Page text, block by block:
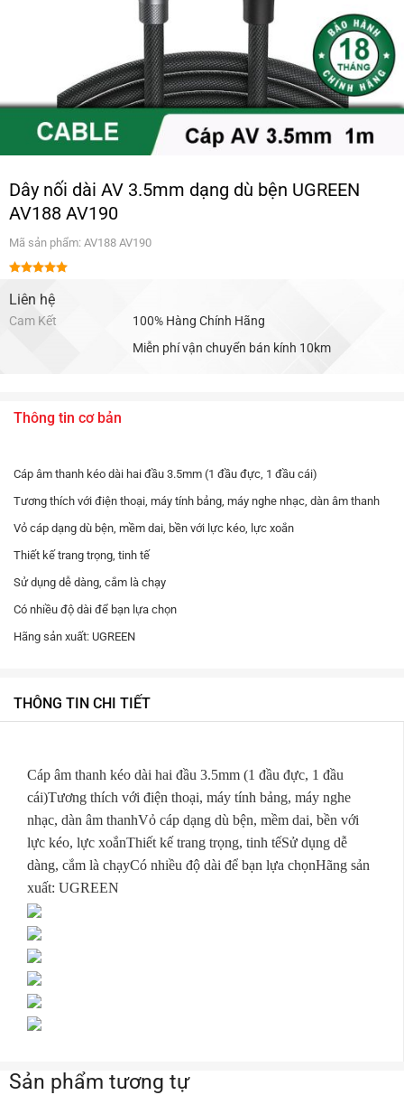
Dây nối dài AV 3.5mm dạng dù bện UGREEN
AV188 AV190
Mã sản phẩm: AV188 AV190
hạng 5.00
5 sao
Liên hệ
Cam Kết
100% Hàng Chính Hãng
Miễn phí vận chuyển bán kính 10km
Thông tin cơ bản
Cáp âm thanh kéo dài hai đầu 3.5mm (1 đầu đực, 1 đầu cái)
Tương thích với điện thoại, máy tính bảng, máy nghe nhạc, dàn âm thanh
Vỏ cáp dạng dù bện, mềm dai, bền với lực kéo, lực xoắn
Thiết kế trang trọng, tinh tế
Sử dụng dễ dàng, cắm là chạy
Có nhiều độ dài để bạn lựa chọn
Hãng sản xuất: UGREEN
THÔNG TIN CHI TIẾT
Cáp âm thanh kéo dài hai đầu 3.5mm (1 đầu đực, 1 đầu
cái)Tương thích với điện thoại, máy tính bảng, máy nghe
nhạc, dàn âm thanhVỏ cáp dạng dù bện, mềm dai, bền với
lực kéo, lực xoắnThiết kế trang trọng, tinh tếSử dụng dễ
dàng, cắm là chạyCó nhiều độ dài để bạn lựa chọnHãng sản
xuất: UGREEN
Sản phẩm tương tự